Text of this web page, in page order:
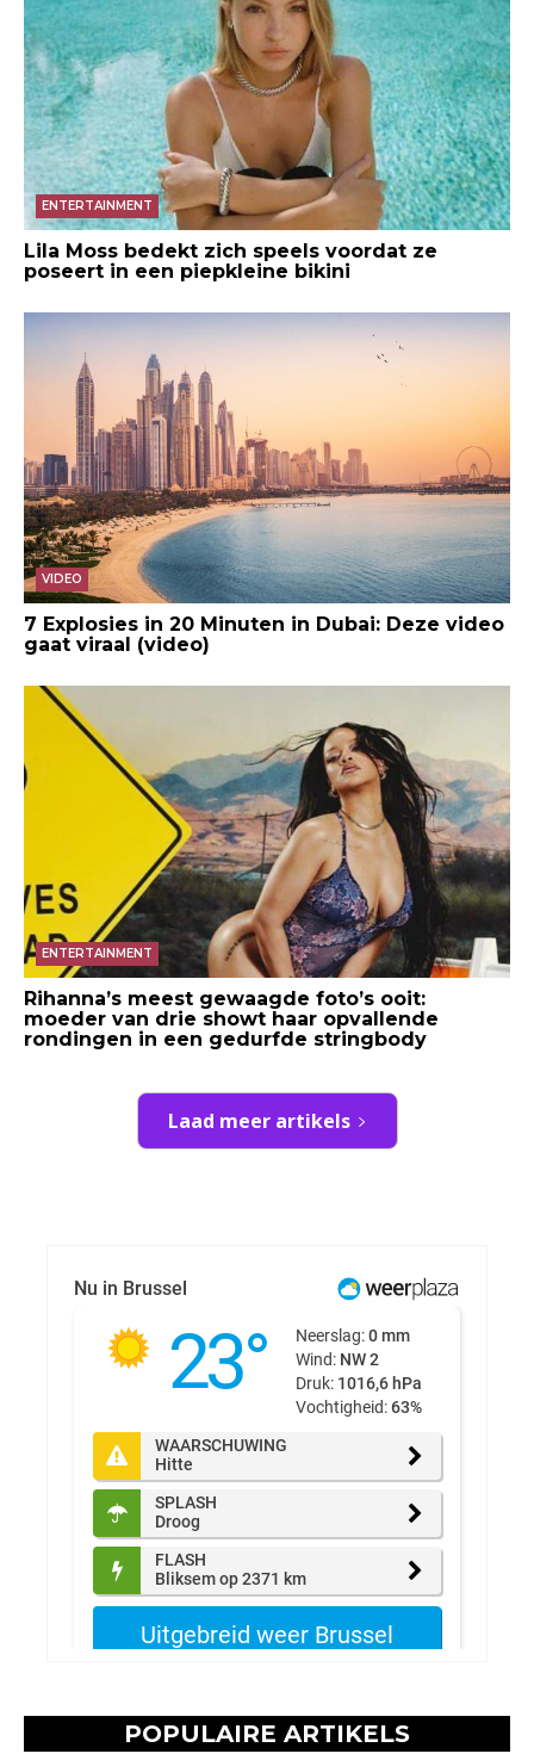
ENTERTAINMENT
Lila Moss bedekt zich speels voordat ze
poseert in een piepkleine bikini
VIDEO
7 Explosies in 20 Minuten in Dubai: Deze video
gaat viraal (video)
ENTERTAINMENT
Rihanna’s meest gewaagde foto’s ooit:
moeder van drie showt haar opvallende
rondingen in een gedurfde stringbody
Laad meer artikels
POPULAIRE ARTIKELS